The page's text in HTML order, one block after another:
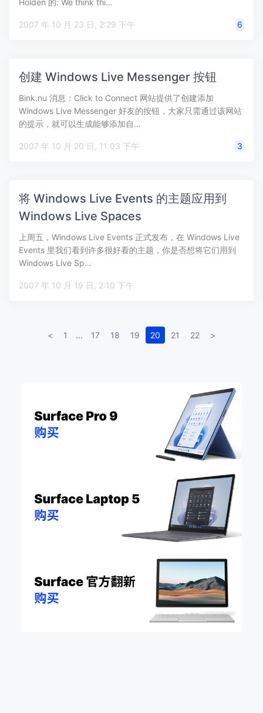
Holden 的: We think thi…
2007 年 10 月 23 日, 2:29 下午 6
创建 Windows Live Messenger 按钮
Bink.nu 消息：Click to Connect 网站提供了创建添加
Windows Live Messenger 好友的按钮，大家只需通过该网站
的提示，就可以生成能够添加自…
2007 年 10 月 20 日, 11:03 下午 3
将 Windows Live Events 的主题应用到
Windows Live Spaces
上周五，Windows Live Events 正式发布，在 Windows Live
Events 里我们看到许多很好看的主题，你是否想将它们用到
Windows Live Sp…
2007 年 10 月 19 日, 2:10 下午
< 1 ... 17 18 19 20 21 22 >